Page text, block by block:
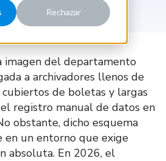
Rechazar
imagen del departamento
a archivadores llenos de
de boletas y largas
el registro manual de datos en
obstante, dicho esquema
en un entorno que exige
absoluta. En 2026, el